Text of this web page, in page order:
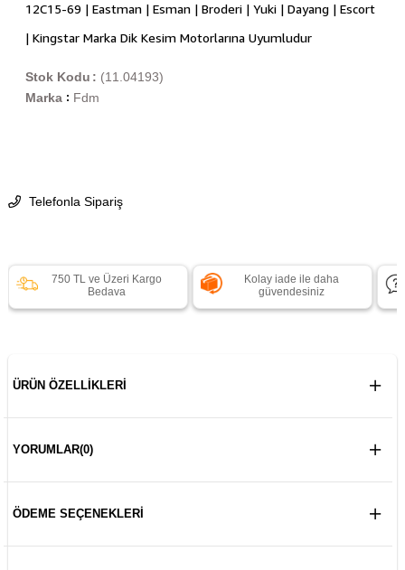
12C15-69 | Eastman | Esman | Broderi | Yuki | Dayang | Escort
| Kingstar Marka Dik Kesim Motorlarına Uyumludur
(11.04193)
Stok Kodu
Marka : Fdm
Telefonla Sipariş
750 TL ve Üzeri Kargo
Bedava
Kolay iade ile daha
güvendesiniz
ÜRÜN ÖZELLIKLERI
YORUMLAR(0)
ÖDEME SEÇENEKLERI